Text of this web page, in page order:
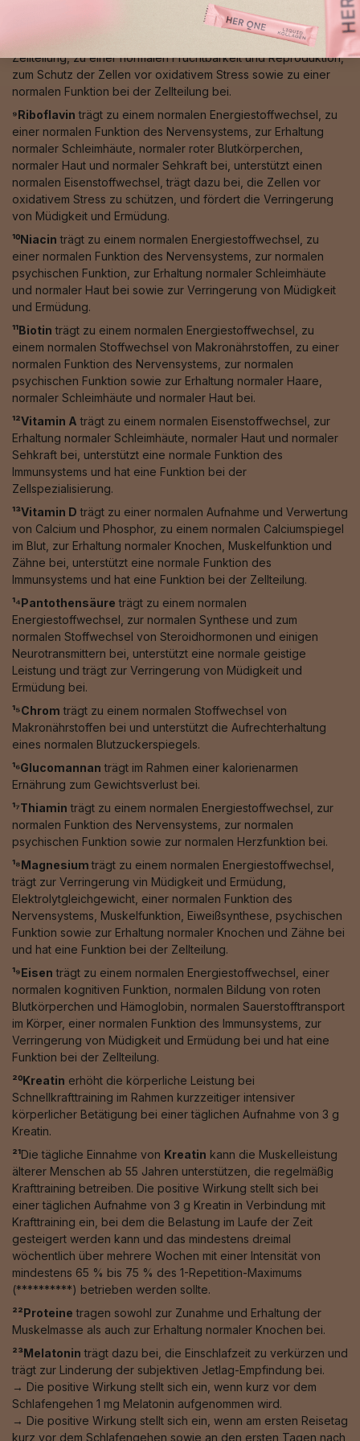
normalen Testosteronspiegels im Blut, zur Erhaltung normaler
Sehkraft, zur normalen kognitiven Funktion, zur normalen DNA-
Synthese, zu einer normalen Eiweißsynthese, zur normalen
Zellteilung, zu einer normalen Fruchtbarkeit und Reproduktion,
zum Schutz der Zellen vor oxidativem Stress sowie zu einer
normalen Funktion bei der Zellteilung bei.
⁹Riboflavin trägt zu einem normalen Energiestoffwechsel, zu
einer normalen Funktion des Nervensystems, zur Erhaltung
normaler Schleimhäute, normaler roter Blutkörperchen,
normaler Haut und normaler Sehkraft bei, unterstützt einen
normalen Eisenstoffwechsel, trägt dazu bei, die Zellen vor
oxidativem Stress zu schützen, und fördert die Verringerung
von Müdigkeit und Ermüdung.
¹⁰Niacin trägt zu einem normalen Energiestoffwechsel, zu
einer normalen Funktion des Nervensystems, zur normalen
psychischen Funktion, zur Erhaltung normaler Schleimhäute
und normaler Haut bei sowie zur Verringerung von Müdigkeit
und Ermüdung.
¹¹Biotin trägt zu einem normalen Energiestoffwechsel, zu
einem normalen Stoffwechsel von Makronährstoffen, zu einer
normalen Funktion des Nervensystems, zur normalen
psychischen Funktion sowie zur Erhaltung normaler Haare,
normaler Schleimhäute und normaler Haut bei.
¹²Vitamin A trägt zu einem normalen Eisenstoffwechsel, zur
Erhaltung normaler Schleimhäute, normaler Haut und normaler
Sehkraft bei, unterstützt eine normale Funktion des
Immunsystems und hat eine Funktion bei der
Zellspezialisierung.
¹³Vitamin D trägt zu einer normalen Aufnahme und Verwertung
von Calcium und Phosphor, zu einem normalen Calciumspiegel
im Blut, zur Erhaltung normaler Knochen, Muskelfunktion und
Zähne bei, unterstützt eine normale Funktion des
Immunsystems und hat eine Funktion bei der Zellteilung.
¹⁴Pantothensäure trägt zu einem normalen
Energiestoffwechsel, zur normalen Synthese und zum
normalen Stoffwechsel von Steroidhormonen und einigen
Neurotransmittern bei, unterstützt eine normale geistige
Leistung und trägt zur Verringerung von Müdigkeit und
Ermüdung bei.
¹⁵Chrom trägt zu einem normalen Stoffwechsel von
Makronährstoffen bei und unterstützt die Aufrechterhaltung
eines normalen Blutzuckerspiegels.
¹⁶Glucomannan trägt im Rahmen einer kalorienarmen
Ernährung zum Gewichtsverlust bei.
¹⁷Thiamin trägt zu einem normalen Energiestoffwechsel, zur
normalen Funktion des Nervensystems, zur normalen
psychischen Funktion sowie zur normalen Herzfunktion bei.
¹⁸Magnesiumträgt zu einem normalen Energiestoffwechsel,
trägt zur Verringerung vin Müdigkeit und Ermüdung,
Elektrolytgleichgewicht, einer normalen Funktion des
Nervensystems, Muskelfunktion, Eiweißsynthese, psychischen
Funktion sowie zur Erhaltung normaler Knochen und Zähne bei
und hat eine Funktion bei der Zellteilung.
¹⁹Eisen trägt zu einem normalen Energiestoffwechsel, einer
normalen kognitiven Funktion, normalen Bildung von roten
Blutkörperchen und Hämoglobin, normalen Sauerstofftransport
im Körper, einer normalen Funktion des Immunsystems, zur
Verringerung von Müdigkeit und Ermüdung bei und hat eine
Funktion bei der Zellteilung.
²⁰Kreatin erhöht die körperliche Leistung bei
Schnellkrafttraining im Rahmen kurzzeitiger intensiver
körperlicher Betätigung bei einer täglichen Aufnahme von 3 g
Kreatin.
²¹Die tägliche Einnahme von Kreatin kann die Muskelleistung
älterer Menschen ab 55 Jahren unterstützen, die regelmäßig
Krafttraining betreiben. Die positive Wirkung stellt sich bei
einer täglichen Aufnahme von 3 g Kreatin in Verbindung mit
Krafttraining ein, bei dem die Belastung im Laufe der Zeit
gesteigert werden kann und das mindestens dreimal
wöchentlich über mehrere Wochen mit einer Intensität von
mindestens 65 % bis 75 % des 1-Repetition-Maximums
(**********) betrieben werden sollte.
²²Proteine tragen sowohl zur Zunahme und Erhaltung der
Muskelmasse als auch zur Erhaltung normaler Knochen bei.
²³Melatonin trägt dazu bei, die Einschlafzeit zu verkürzen und
trägt zur Linderung der subjektiven Jetlag-Empfindung bei.
→ Die positive Wirkung stellt sich ein, wenn kurz vor dem
Schlafengehen 1 mg Melatonin aufgenommen wird.
→ Die positive Wirkung stellt sich ein, wenn am ersten Reisetag
kurz vor dem Schlafengehen sowie an den ersten Tagen nach